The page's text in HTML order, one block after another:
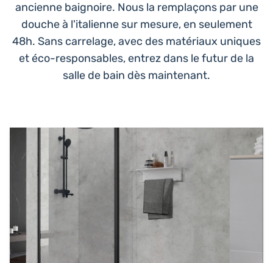
ancienne baignoire. Nous la remplaçons par une
douche à l'italienne sur mesure, en seulement
48h. Sans carrelage, avec des matériaux uniques
et éco-responsables, entrez dans le futur de la
salle de bain dès maintenant.